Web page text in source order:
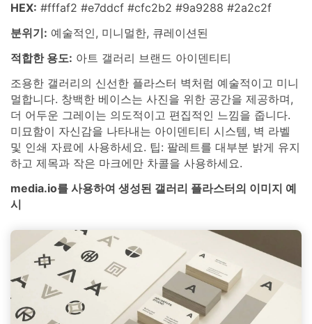
HEX: #fffaf2 #e7ddcf #cfc2b2 #9a9288 #2a2c2f
분위기: 예술적인, 미니멀한, 큐레이션된
적합한 용도: 아트 갤러리 브랜드 아이덴티티
조용한 갤러리의 신선한 플라스터 벽처럼 예술적이고 미니
멀합니다. 창백한 베이스는 사진을 위한 공간을 제공하며,
더 어두운 그레이는 의도적이고 편집적인 느낌을 줍니다.
미묘함이 자신감을 나타내는 아이덴티티 시스템, 벽 라벨
및 인쇄 자료에 사용하세요. 팁: 팔레트를 대부분 밝게 유지
하고 제목과 작은 마크에만 차콜을 사용하세요.
media.io를 사용하여 생성된 갤러리 플라스터의 이미지 예
시